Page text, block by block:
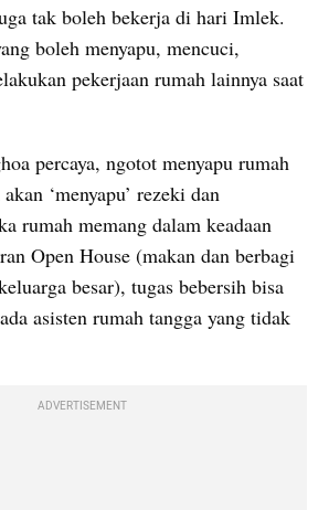
tak boleh bekerja di hari Imlek.
boleh menyapu, mencuci,
pekerjaan rumah lainnya saat
percaya, ngotot menyapu rumah
‘menyapu’ rezeki dan
rumah memang dalam keadaan
Open House (makan dan berbagi
besar), tugas bebersih bisa
asisten rumah tangga yang tidak
ADVERTISEMENT